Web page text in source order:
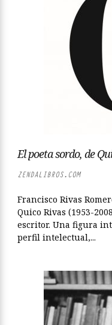
El poeta sordo, de
ZENDALIBROS.COM
Francisco Rivas
Quico Rivas (1953-
escritor. Una figura
perfil intelectual,...